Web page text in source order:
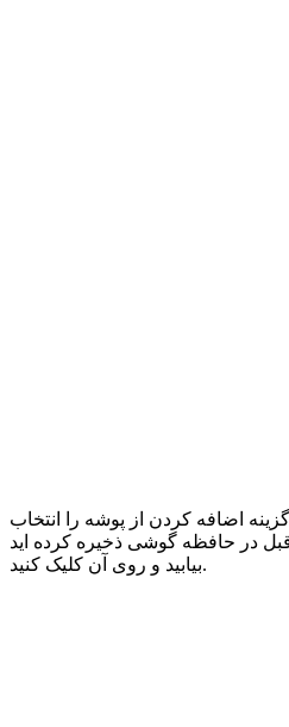
اضافه کردن از پوشه را انتخاب
قبل در حافظه گوشی ذخیره کرده اید
بیابید و روی آن کلیک کنید.